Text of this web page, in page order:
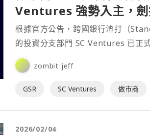
Ventures 強勢入主，
根據官方公告，跨國銀行渣打（
的投資分支部門 SC Ventures 已正
GSR。這是渣打在加密領域的⋯
zombit jeff
GSR SC Ventures 做市商
2026/02/04